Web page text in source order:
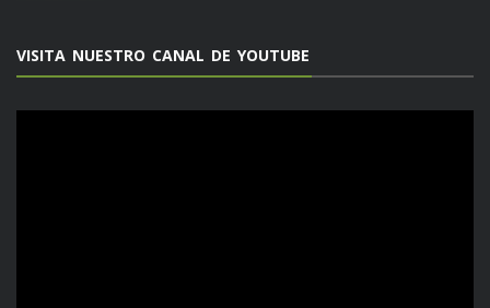
VISITA NUESTRO CANAL DE YOUTUBE